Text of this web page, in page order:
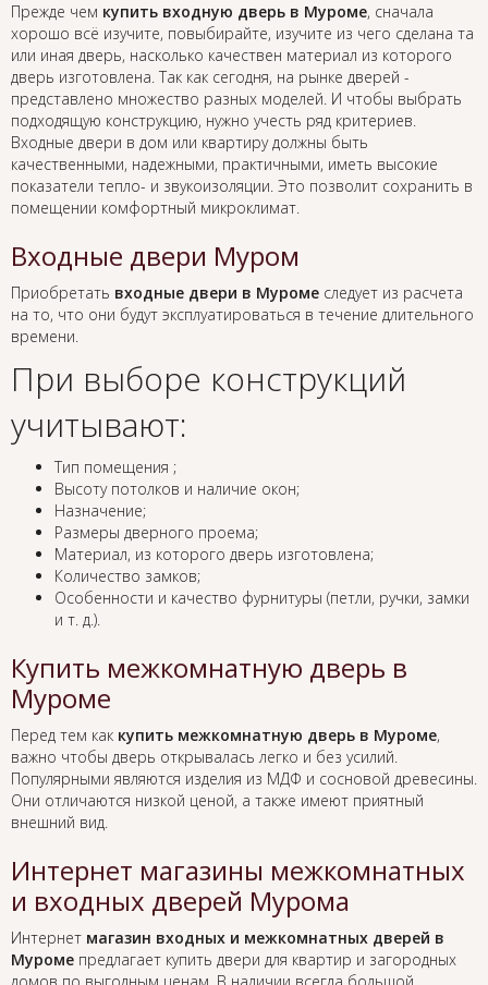
Прежде чем купить входную дверь в Муроме, сначала
хорошо всё изучите, повыбирайте, изучите из чего сделана та
или иная дверь, насколько качествен материал из которого
дверь изготовлена. Так как сегодня, на рынке дверей -
представлено множество разных моделей. И чтобы выбрать
подходящую конструкцию, нужно учесть ряд критериев.
Входные двери в дом или квартиру должны быть
качественными, надежными, практичными, иметь высокие
показатели тепло- и звукоизоляции. Это позволит сохранить в
помещении комфортный микроклимат.
Входные двери Муром
Приобретать входные двери в Муроме следует из расчета
на то, что они будут эксплуатироваться в течение длительного
времени.
При выборе конструкций
учитывают:
Тип помещения ;
Высоту потолков и наличие окон;
Назначение;
Размеры дверного проема;
Материал, из которого дверь изготовлена;
Количество замков;
Особенности и качество фурнитуры (петли, ручки, замки
и т. д.).
Купить межкомнатную дверь в
Муроме
Перед тем как купить межкомнатную дверь в Муроме,
важно чтобы дверь открывалась легко и без усилий.
Популярными являются изделия из МДФ и сосновой древесины.
Они отличаются низкой ценой, а также имеют приятный
внешний вид.
Интернет магазины межкомнатных
и входных дверей Мурома
Интернет магазин входных и межкомнатных дверей в
Муроме предлагает купить двери для квартир и загородных